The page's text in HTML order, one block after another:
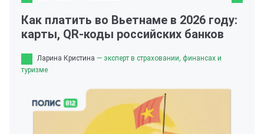
Как платить во Вьетнаме в 2026 году:
карты, QR-коды российских банков
Ларина Кристина — эксперт в страховании, финансах и
туризме